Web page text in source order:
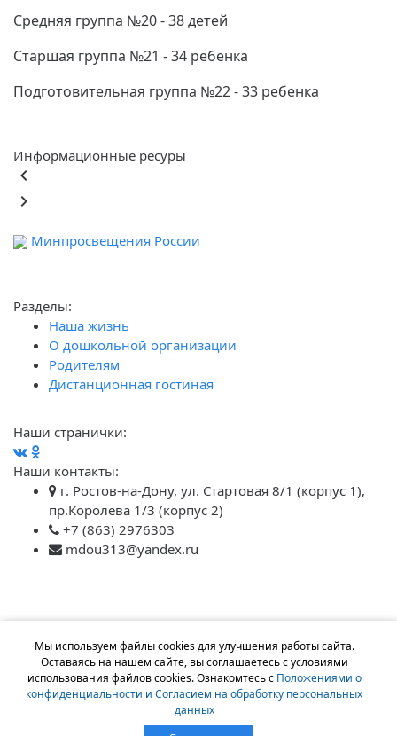
Средняя группа №20 - 38 детей
Старшая группа №21 - 34 ребенка
Подготовительная группа №22 - 33 ребенка
Информационные ресуры
keyboard_arrow_left
keyboard_arrow_right
Минпросвещения России
Разделы:
Наша жизнь
О дошкольной организации
Родителям
Дистанционная гостиная
Наши странички:
Наши контакты:
г. Ростов-на-Дону, ул. Стартовая 8/1 (корпус 1),
пр.Королева 1/3 (корпус 2)
+7 (863) 2976303
mdou313@yandex.ru
Мы используем файлы cookies для улучшения работы сайта.
Оставаясь на нашем сайте, вы соглашаетесь с условиями
использования файлов cookies. Ознакомтесь с Положениями о
конфиденциальности и Согласием на обработку персональных
данных